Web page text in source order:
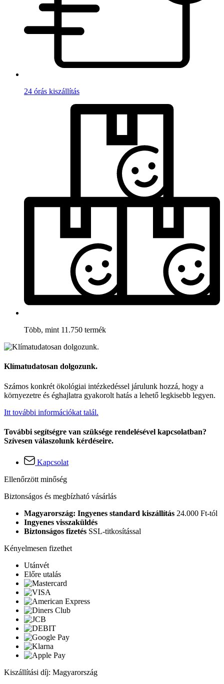
24 órás kiszállítás
Több, mint 11.750 termék
Klímatudatosan dolgozunk.
Számos konkrét ökológiai intézkedéssel járulunk hozzá, hogy a
környezetre és éghajlatra gyakorolt hatás a lehető legkisebb legyen.
Itt további információkat talál.
További segítségre van szüksége rendelésével kapcsolatban?
Szívesen válaszolunk kérdéseire.
Kapcsolat
Ellenőrzött minőség
Biztonságos és megbízható vásárlás
Magyarország: Ingyenes standard kiszállítás 24.000 Ft-tól
Ingyenes visszaküldés
Biztonságos fizetés SSL-titkosítással
Kényelmesen fizethet
Utánvét
Előre utalás
Kiszállítási díj: Magyarország